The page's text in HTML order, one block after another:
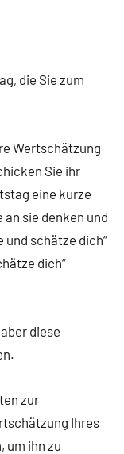
die Sie zum
Wertschätzung
Sie ihr
eine kurze
an sie denken und
und schätze dich“
dich“
diese
zur
Ihres
um ihn zu